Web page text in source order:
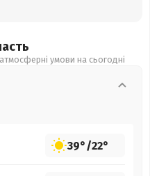
умови на сьогодні
39°/22°